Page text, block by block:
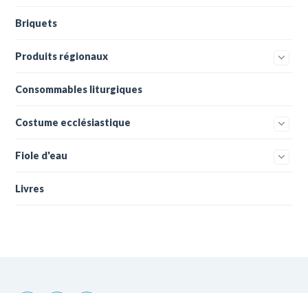
Briquets
Produits régionaux
Consommables liturgiques
Costume ecclésiastique
Fiole d'eau
Livres